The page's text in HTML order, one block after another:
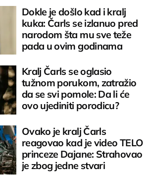
Dokle je došlo kad i kralj
kuka: Čarls se izlanuo pred
narodom šta mu sve teže
pada u ovim godinama
Kralj Čarls se oglasio
tužnom porukom, zatražio
da se svi pomole: Da li će
ovo ujediniti porodicu?
Ovako je kralj Čarls
reagovao kad je video TELO
princeze Dajane: Strahovao
je zbog jedne stvari